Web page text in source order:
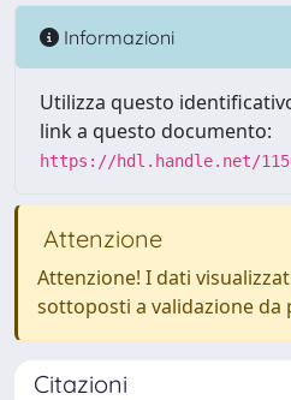
Informazioni
Utilizza questo
link a questo documento:
https://hdl.handle.net/
Attenzione
Attenzione! I dati
sottoposti a validazione da
Citazioni